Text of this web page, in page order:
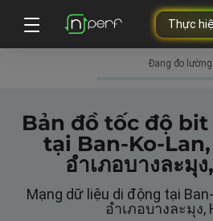
Thực
Đang đo lường
Bản đồ tốc độ bit
tại Ban-Ko-Lan,
อำเภอบางละมุ
Mạng dữ liệu di động tại
อำเภอบางละมุง,